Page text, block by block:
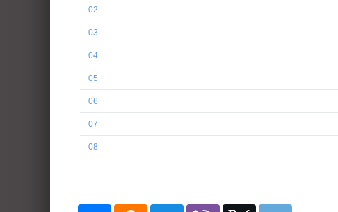
02
03
04
05
06
07
08